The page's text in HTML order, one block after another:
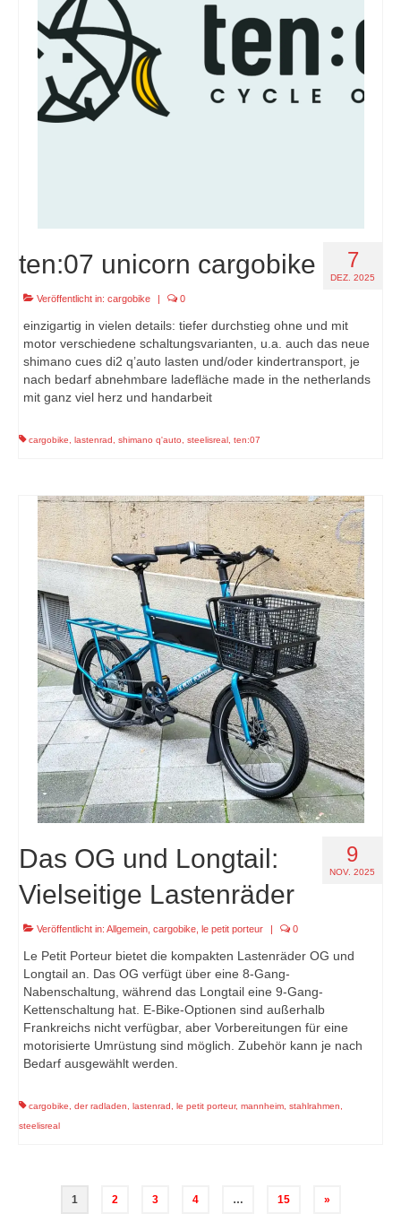
7
DEZ. 2025
ten:07 unicorn cargobike
Veröffentlicht in: cargobike | 0
einzigartig in vielen details: tiefer durchstieg ohne und mit
motor verschiedene schaltungsvarianten, u.a. auch das neue
shimano cues di2 q’auto lasten und/oder kindertransport, je
nach bedarf abnehmbare ladefläche made in the netherlands
mit ganz viel herz und handarbeit
cargobike lastenrad shimano q'auto steelisreal ten:07
9
NOV. 2025
Das OG und Longtail:
Vielseitige Lastenräder
Veröffentlicht in: Allgemein cargobike le petit porteur | 0
Le Petit Porteur bietet die kompakten Lastenräder OG und
Longtail an. Das OG verfügt über eine 8-Gang-
Nabenschaltung, während das Longtail eine 9-Gang-
Kettenschaltung hat. E-Bike-Optionen sind außerhalb
Frankreichs nicht verfügbar, aber Vorbereitungen für eine
motorisierte Umrüstung sind möglich. Zubehör kann je nach
Bedarf ausgewählt werden.
cargobike der radladen lastenrad le petit porteur, mannheim stahlrahmen
steelisreal
Seitennummerierung
1 2 3 4 … 15 »